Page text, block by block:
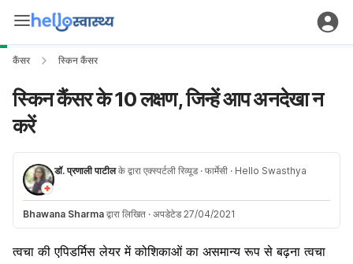
कैंसर स्किन कैंसर
स्किन कैंसर के 10 लक्षण, जिन्हें आप अनदेखा न
करें
डॉ. प्रणाली पाटीलके द्वारा एक्स्पर्टली रिव्यूड · फार्मेसी · Hello Swasthya
Bhawana Sharma द्वारा लिखित · अपडेटेड 27/04/2021
त्वचा की एपिडर्मिस लेयर में कोशिकाओं का असमान्य रूप से बढ़ना त्वचा